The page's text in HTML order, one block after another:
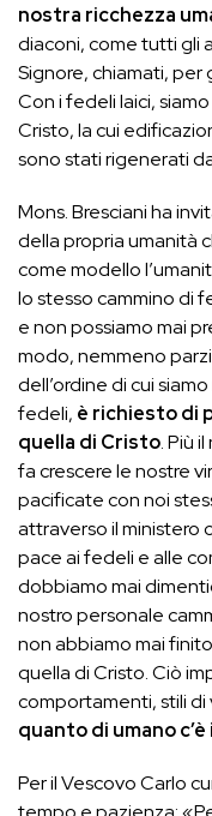
nostra ricchezza
diaconi, come tutti gli
Signore, chiamati, per
Con i fedeli laici,
Cristo, la cui
sono stati rigenerati
Mons. Bresciani ha
della propria umanità
come modello
lo stesso cammino di
e non possiamo mai
modo, nemmeno
dell’ordine di cui
fedeli, è richiesto di
quella di Cristo. Più
fa crescere le nostre
pacificate con noi
attraverso il ministero
pace ai fedeli e alle
dobbiamo mai
nostro personale
non abbiamo mai
quella di Cristo. Ciò
comportamenti, stili di
quanto di umano c’è
Per il Vescovo Carlo